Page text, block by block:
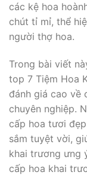
các kệ hoa
chút tỉ mỉ, thể
người thợ hoa.
Trong bài viết
top 7 Tiệm Hoa
đánh giá cao về
chuyên nghiệp.
cấp hoa tươi
sắm tuyệt vời,
khai trương ưng
cấp hoa khai